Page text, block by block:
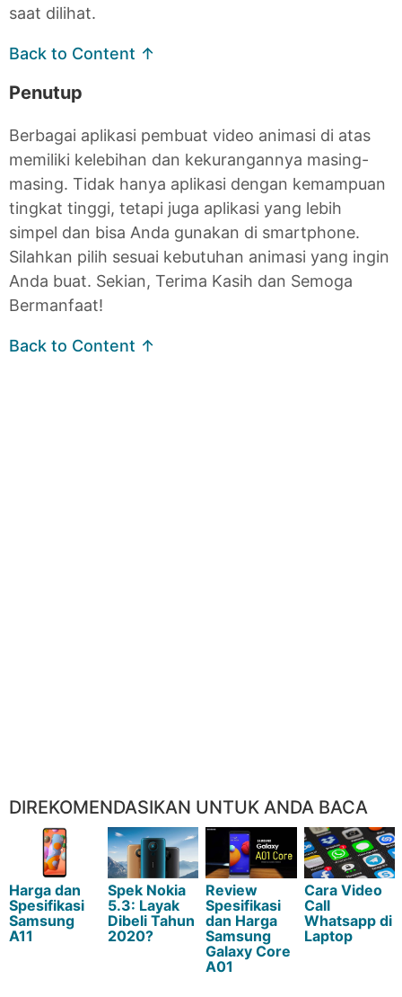
saat dilihat.
Back to Content ↑
Penutup
Berbagai aplikasi pembuat video animasi di atas
memiliki kelebihan dan kekurangannya masing-
masing. Tidak hanya aplikasi dengan kemampuan
tingkat tinggi, tetapi juga aplikasi yang lebih
simpel dan bisa Anda gunakan di smartphone.
Silahkan pilih sesuai kebutuhan animasi yang ingin
Anda buat. Sekian, Terima Kasih dan Semoga
Bermanfaat!
Back to Content ↑
DIREKOMENDASIKAN UNTUK ANDA BACA
Harga dan
Spesifikasi
Samsung
A11
Spek Nokia
5.3: Layak
Dibeli Tahun
2020?
Review
Spesifikasi
dan Harga
Samsung
Galaxy Core
A01
Cara Video
Call
Whatsapp di
Laptop